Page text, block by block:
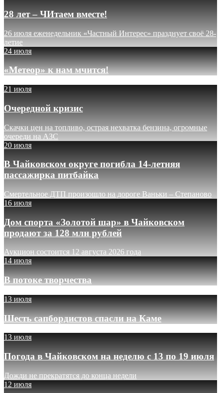
28 лет – ЧИтаем вместе!
26 июля еженедельник «Частный Интерес» празднует своё 28-
летие
24 июля
«Метеор» к нам мчится!
21 июля
Очередной кризис
Скачки цен на топливо, острая нехватка бензина, огромные
очереди на АЗС
20 июля
В Чайковском округе погибла 14-летняя
пассажирка питбайка
Смертельное ДТП произошло на дороге Ваньки – Степаново
16 июля
Дом спорта «Золотой шар» в Чайковском
продают за 128 млн рублей
Аукцион состоится 12 августа 2026 года
14 июля
В потоке творчества
13 июля
Шесть сапбордистов спасли на Каме
13 июля
Погода в Чайковском на неделю с 13 по 19 июля
Дожди не прекратятся до конца недели
12 июля